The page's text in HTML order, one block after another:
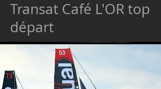
Transat Café L'OR top
départ